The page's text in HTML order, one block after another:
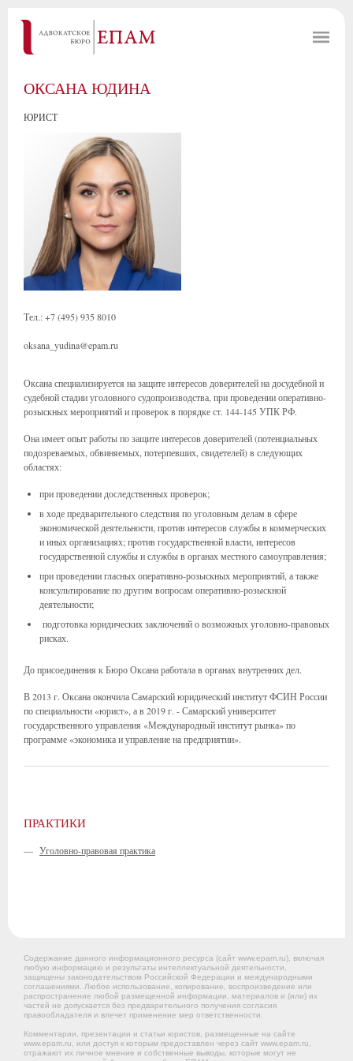
ОКСАНА ЮДИНА
ЮРИСТ
Тел.: +7 (495) 935 8010
oksana_yudina@epam.ru
Оксана специализируется на защите интересов доверителей на досудебной и
судебной стадии уголовного судопроизводства, при проведении оперативно-
розыскных мероприятий и проверок в порядке ст. 144-145 УПК РФ.
Она имеет опыт работы по защите интересов доверителей (потенциальных
подозреваемых, обвиняемых, потерпевших, свидетелей) в следующих
областях:
при проведении доследственных проверок;
в ходе предварительного следствия по уголовным делам в сфере
экономической деятельности, против интересов службы в коммерческих
и иных организациях; против государственной власти, интересов
государственной службы и службы в органах местного самоуправления;
при проведении гласных оперативно-розыскных мероприятий, а также
консультирование по другим вопросам оперативно-розыскной
деятельности;
подготовка юридических заключений о возможных уголовно-правовых
рисках.
До присоединения к Бюро Оксана работала в органах внутренних дел.
В 2013 г. Оксана окончила Самарский юридический институт ФСИН России
по специальности «юрист», а в 2019 г. - Самарский университет
государственного управления «Международный институт рынка» по
программе «экономика и управление на предприятии».
ПРАКТИКИ
— Уголовно-правовая практика
Содержание данного информационного ресурса (сайт www.epam.ru), включая
любую информацию и результаты интеллектуальной деятельности,
защищены законодательством Российской Федерации и международными
соглашениями. Любое использование, копирование, воспроизведение или
распространение любой размещенной информации, материалов и (или) их
частей не допускается без предварительного получения согласия
правообладателя и влечет применение мер ответственности.
Комментарии, презентации и статьи юристов, размещенные на сайте
www.epam.ru, или доступ к которым предоставлен через сайт www.epam.ru,
отражают их личное мнение и собственные выводы, которые могут не